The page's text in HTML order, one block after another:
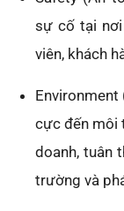
sự cố tại nơi
viên, khách
cực đến môi
doanh, tuân
trường và